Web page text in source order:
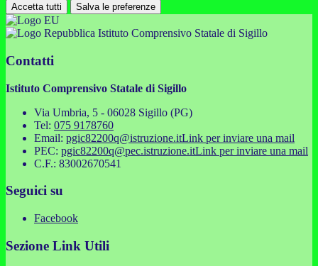
Accetta tutti Salva le preferenze
Istituto Comprensivo Statale di Sigillo
Contatti
Istituto Comprensivo Statale di Sigillo
Via Umbria, 5 - 06028 Sigillo (PG)
Tel: 075 9178760
Email: pgic82200q@istruzione.itLink per inviare una mail
PEC: pgic82200q@pec.istruzione.itLink per inviare una mail
C.F.: 83002670541
Seguici su
Facebook
Sezione Link Utili